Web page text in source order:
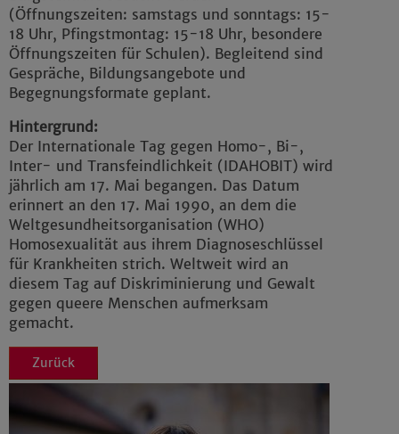
(Öffnungszeiten: samstags und sonntags: 15-
18 Uhr, Pfingstmontag: 15-18 Uhr, besondere
Öffnungszeiten für Schulen). Begleitend sind
Gespräche, Bildungsangebote und
Begegnungsformate geplant.
Hintergrund:
Der Internationale Tag gegen Homo-, Bi-,
Inter- und Transfeindlichkeit (IDAHOBIT) wird
jährlich am 17. Mai begangen. Das Datum
erinnert an den 17. Mai 1990, an dem die
Weltgesundheitsorganisation (WHO)
Homosexualität aus ihrem Diagnoseschlüssel
für Krankheiten strich. Weltweit wird an
diesem Tag auf Diskriminierung und Gewalt
gegen queere Menschen aufmerksam
gemacht.
Zurück